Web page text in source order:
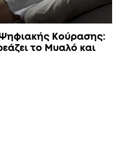
Κούρασης:
το Μυαλό και